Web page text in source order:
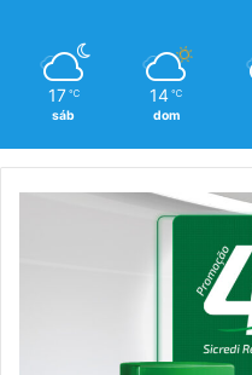
17 ℃
sáb
14 ℃
dom